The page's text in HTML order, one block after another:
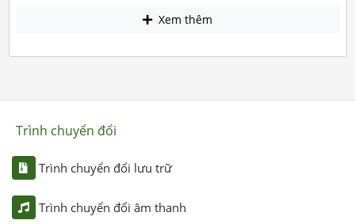
Xem thêm
Trình chuyển đổi
Trình chuyển đổi lưu trữ
Trình chuyển đổi âm thanh